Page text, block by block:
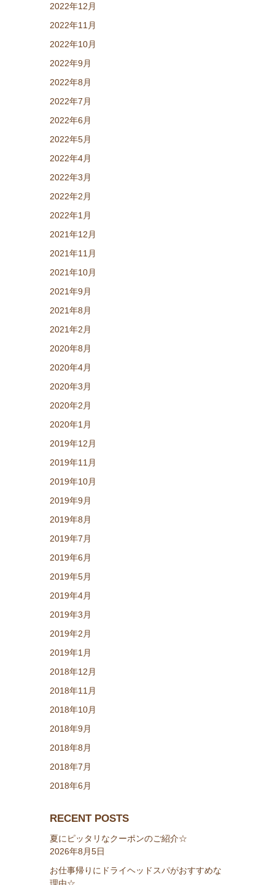
2022年12月
2022年11月
2022年10月
2022年9月
2022年8月
2022年7月
2022年6月
2022年5月
2022年4月
2022年3月
2022年2月
2022年1月
2021年12月
2021年11月
2021年10月
2021年9月
2021年8月
2021年2月
2020年8月
2020年4月
2020年3月
2020年2月
2020年1月
2019年12月
2019年11月
2019年10月
2019年9月
2019年8月
2019年7月
2019年6月
2019年5月
2019年4月
2019年3月
2019年2月
2019年1月
2018年12月
2018年11月
2018年10月
2018年9月
2018年8月
2018年7月
2018年6月
RECENT POSTS
夏にピッタリなクーポンのご紹介☆
2026年8月5日
お仕事帰りにドライヘッドスパがおすすめな